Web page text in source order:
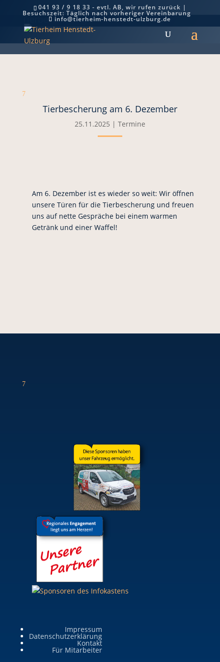
041 93 / 9 18 33 - evtl. AB, wir rufen zurück |
Besuchszeit: Täglich nach vorheriger Vereinbarung
info@tierheim-henstedt-ulzburg.de
Tierbescherung am 6. Dezember
7
Tierbescherung am 6. Dezember
25.11.2025 | Termine
Am 6. Dezember ist es wieder so weit: Wir öffnen
unsere Türen für die Tierbescherung und freuen
uns auf nette Gespräche bei einem warmen
Getränk und einer Waffel!
7
Impressum
Datenschutzerklärung
Kontakt
Für Mitarbeiter